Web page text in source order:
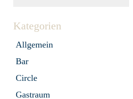
Kategorien
Allgemein
Bar
Circle
Gastraum